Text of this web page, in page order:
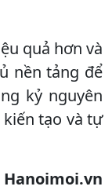
quả hơn và
nền tảng để
kỷ nguyên
tạo và tự
Hanoimoi.vn